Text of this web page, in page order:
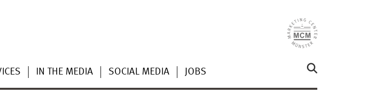
IN THE MEDIA SOCIAL MEDIA JOBS